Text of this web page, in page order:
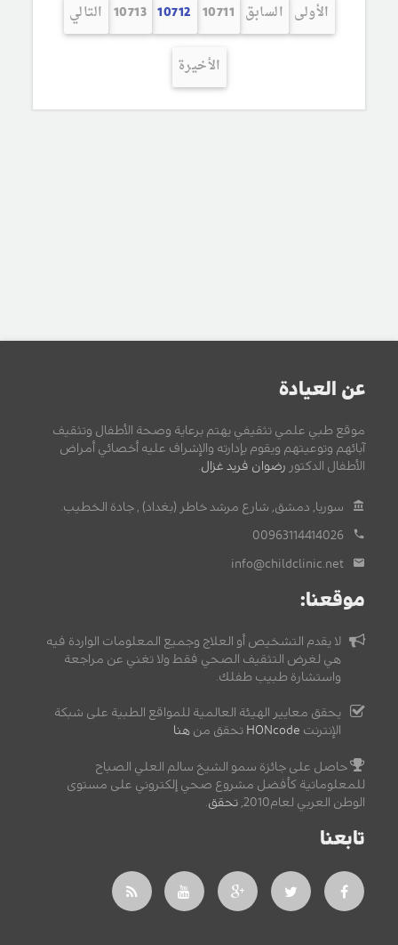
الأولى السابق 10711
10712
10713 التالي
الأخيرة
عن العيادة
موقع طبي علمي تثقيفي يهتم برعاية وصحة الأطفال وتثقيف
آبائهم وتوعيتهم ويقوم بإدارته والإشراف عليه أخصائي أمراض
الأطفال الدكتور رضوان فريد غزال.
سوريا, دمشق, شارع مرشد خاطر (بغداد) , جادة الخطيب.
00963114414026
info@childclinic.net
موقعنا:
لا يقدم التشخيص أو العلاج وجميع المعلومات الواردة فيه
هي لغرض التثقيف الصحي فقط ولا تغني عن مراجعة
واستشارة طبيب طفلك.
يحقق معايير الهيئة العالمية للمواقع الطبية على شبكة
الإنترنت HONcode تحقق من هنا
حاصل على جائزة سمو الشيخ سالم العلي الصباح
للمعلوماتية كأفضل مشروع صحي إلكتروني على مستوى
الوطن العربي لعام2010,
تحقق.
تابعنا